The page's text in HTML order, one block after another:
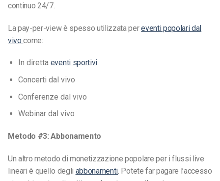
continuo 24/7.
La pay-per-view è spesso utilizzata pereventi popolari dal
vivocome:
In diretta eventi sportivi
Concerti dal vivo
Conferenze dal vivo
Webinar dal vivo
Metodo #3: Abbonamento
Un altro metodo di monetizzazione popolare per i flussi live
lineari è quello degli abbonamenti. Potete far pagare l’accesso